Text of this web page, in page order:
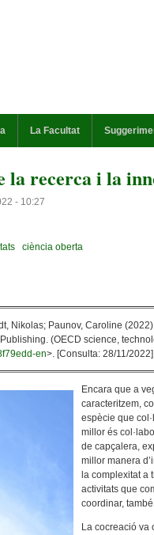
La Facultat
la recerca i la
- 10:27
ciència oberta
Nikolas; Paunov, Caroline
(OECD science,
en>. [Consulta: 28/11/
Encara que a
caracteritzem,
espècie que
millor és
de capçalera,
millor manera
la complexitat a
activitats que
coordinar,
La cocreació va